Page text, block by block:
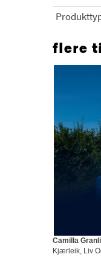
flere
Camilla
Kjærleik, Liv